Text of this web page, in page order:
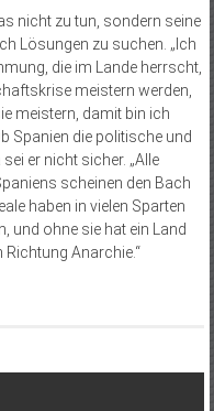
nicht zu tun, sondern seine
Lösungen zu suchen. „Ich
die im Lande herrscht,
meistern werden,
meistern, damit bin ich
Spanien die politische und
er nicht sicher. „Alle
scheinen den Bach
haben in vielen Sparten
und ohne sie hat ein Land
Anarchie.“